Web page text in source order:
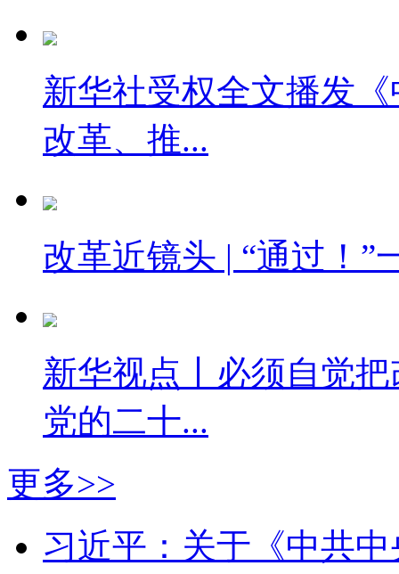
新华社受权全文播发
改革、推...
改革近镜头 | “通过！”
新华视点丨必须自觉
党的二十...
更多>>
习近平：关于《中共